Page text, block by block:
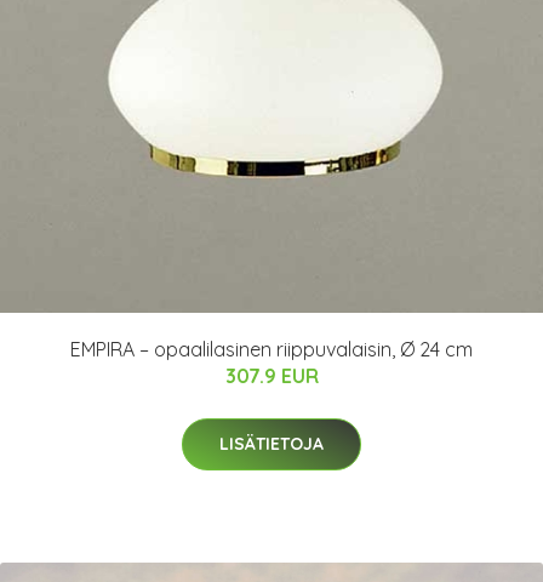
EMPIRA – opaalilasinen riippuvalaisin, Ø 24 cm
307.9 EUR
LISÄTIETOJA